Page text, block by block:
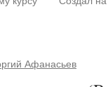
Афанасьев